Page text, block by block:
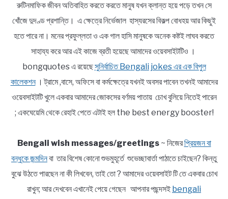
রুটিনমাফিক জীবন অতিবাহিত করতে করতে মানুষ যখন ক্লান্ত হয়ে পড়ে তখন সে
খোঁজে দুদণ্ড প্রশান্তি। এ ক্ষেত্রে নির্ভেজাল হাস্যরসের বিকল্প বোধহয় আর কিছুই
হতে পারে না। মনের প্রফুল্লতা ও এক গাল হাসি মানুষকে অনেক কষ্টই লাঘব করতে
সাহায্য করে আর এই কাজে ব্রতী হয়েছে আমাদের ওয়েবসাইটটিও ।
bongquotes এ রয়েছেসুনির্বাচিত Bengali jokes এর এক বিপুল
কালেকশন। ট্রামে ,বাসে, অফিসে বা কর্মক্ষেত্রে যখনই অবসর পাবেন তখনই আমাদের
ওয়েবসাইটটি খুলে একবার আমাদের জোকসের বর্ণময় পাতায় চোখ বুলিয়ে নিতেই পারেন
; একঘেয়েমি থেকে রেহাই পেতে এটাই হল the best energy booster!
Bengali wish messages/greetings~ নিজেরপ্রিয়জন বা
বন্ধুকে জন্মদিনবা তার বিশেষ কোনো শুভমুহূর্তে শুভেচ্ছাবার্তা পাঠাতে চাইছেন? কিন্তু
বুঝে উঠতে পারছেন না কী লিখবেন, তাই তো ? আমাদের ওয়েবসাইট টি তে একবার চোখ
রাখুন; আর দেখবেন এখানেই পেয়ে গেছেন আপনার পছন্দসই bengali